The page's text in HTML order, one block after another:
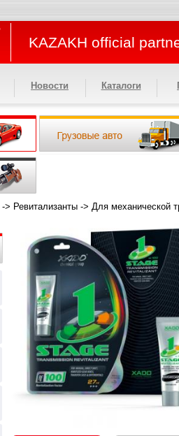
KAZAKH official
Новости Каталоги
-> Ревитализанты -> Для механической